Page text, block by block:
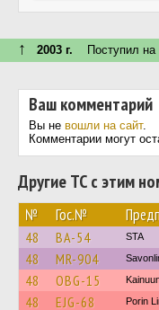
↑ 2003 г. Поступил на
Ваш комментарий
Вы не вошли на сайт.
Комментарии могут
Другие ТС с этим
№ Гос.№
48 BA-54 STA
48 MR-904
48 OBG-15
48 EJG-68 Porin